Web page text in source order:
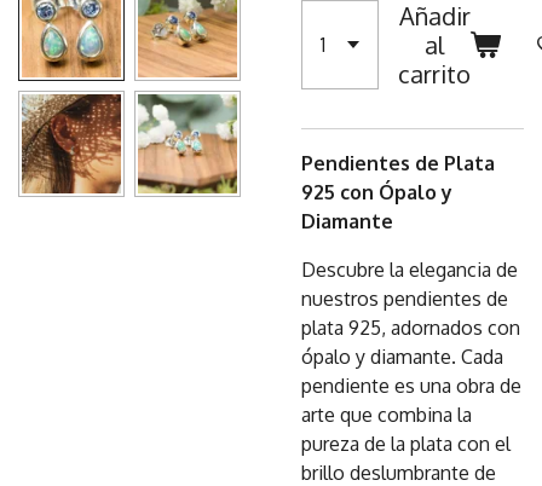
Añadir
al
carrito
Pendientes de Plata
925 con Ópalo y
Diamante
Descubre la elegancia de
nuestros pendientes de
plata 925, adornados con
ópalo y diamante. Cada
pendiente es una obra de
arte que combina la
pureza de la plata con el
brillo deslumbrante de